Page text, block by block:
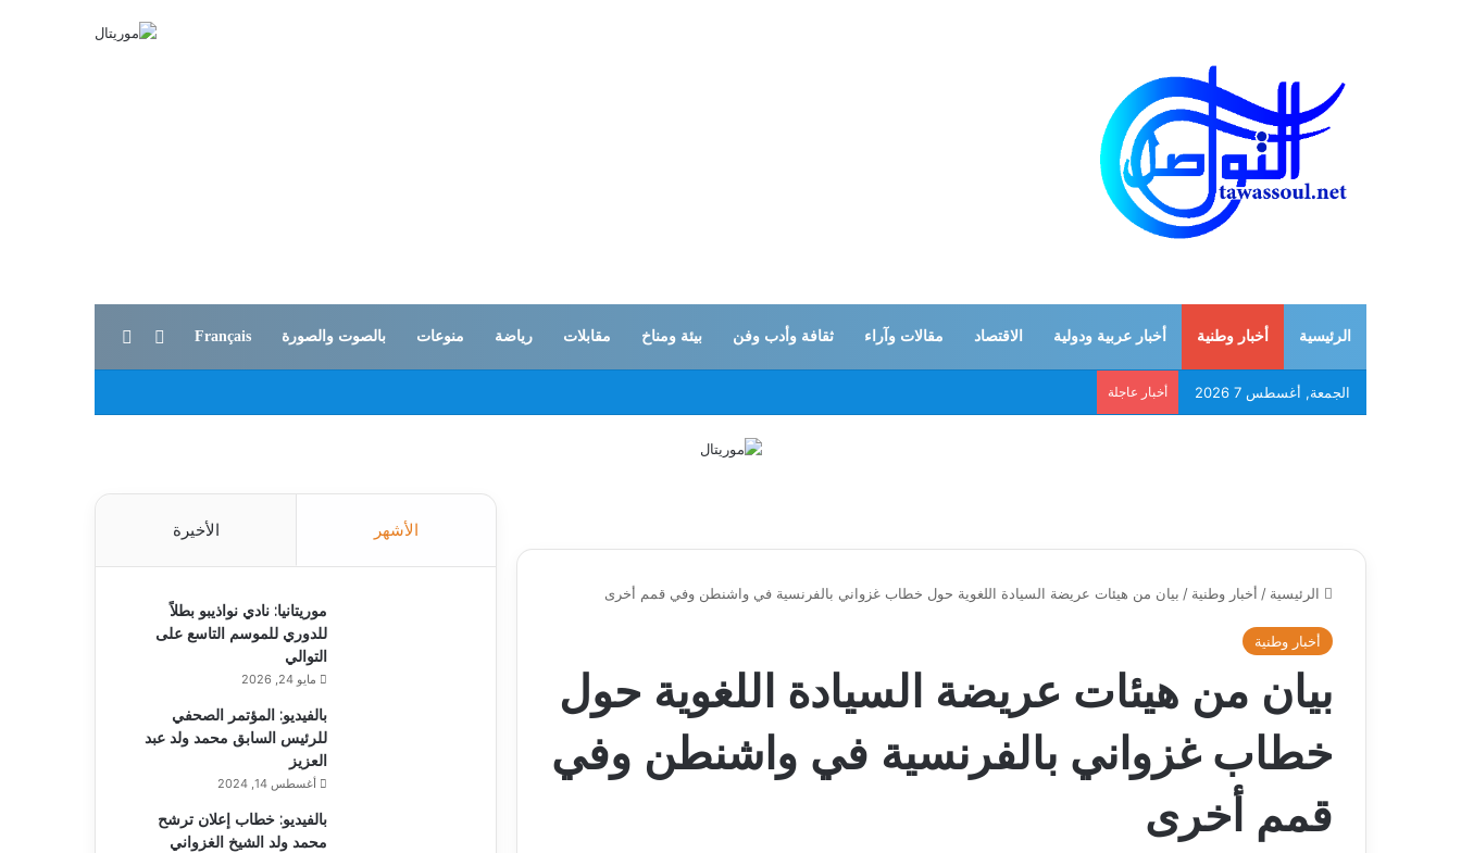
الرئيسية أخبار وطنية أخبار عربية ودولية الاقتصاد مقالات وآراء ثقافة وأدب وفن بيئة ومناخ مقابلات رياضة منوعات بالصوت والصورة Français الوضع المظلم
الجمعة, أغسطس 7 2026 أخبار عاجلة
الرئيسية / أخبار وطنية / بيان من هيئات عريضة السيادة اللغوية حول خطاب غزواني بالفرنسية في واشنطن وفي قمم أخرى
أخبار وطنية
بيان من هيئات عريضة السيادة اللغوية حول
خطاب غزواني بالفرنسية في واشنطن وفي
قمم أخرى
الأشهر الأخيرة
موريتانيا: نادي نواذيبو بطلاً
للدوري للموسم التاسع على
التوالي
مايو 24, 2026
بالفيديو: المؤتمر الصحفي
للرئيس السابق محمد ولد عبد
العزيز
أغسطس 14, 2024
بالفيديو: خطاب إعلان ترشح
محمد ولد الشيخ الغزواني